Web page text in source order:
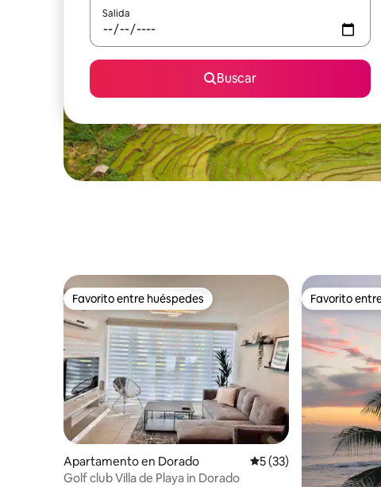
Salida
Buscar
Favorito entre huéspedes
Favorito entre huéspedes
Apartamento en Dorado Calificación promedio:
5 (33)
Golf club Villa de Playa in Dorado
Favorito
Favorito